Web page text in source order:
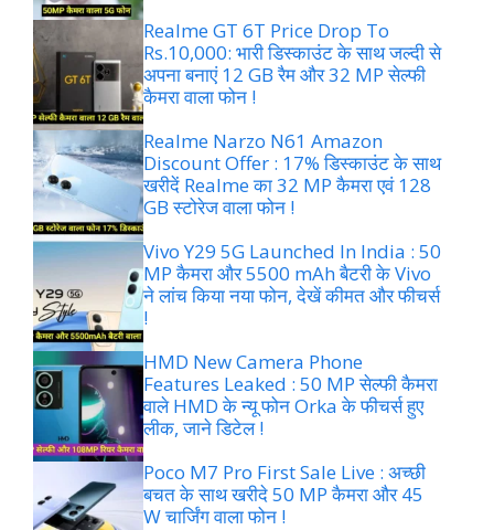
Realme GT 6T Price Drop To
Rs.10,000: भारी डिस्काउंट के साथ जल्दी से
अपना बनाएं 12 GB रैम और 32 MP सेल्फी
कैमरा वाला फोन !
Realme Narzo N61 Amazon
Discount Offer : 17% डिस्काउंट के साथ
खरीदें Realme का 32 MP कैमरा एवं 128
GB स्टोरेज वाला फोन !
Vivo Y29 5G Launched In India : 50
MP कैमरा और 5500 mAh बैटरी के Vivo
ने लांच किया नया फोन, देखें कीमत और फीचर्स
!
HMD New Camera Phone
Features Leaked : 50 MP सेल्फी कैमरा
वाले HMD के न्यू फोन Orka के फीचर्स हुए
लीक, जाने डिटेल !
Poco M7 Pro First Sale Live : अच्छी
बचत के साथ खरीदे 50 MP कैमरा और 45
W चार्जिंग वाला फोन !